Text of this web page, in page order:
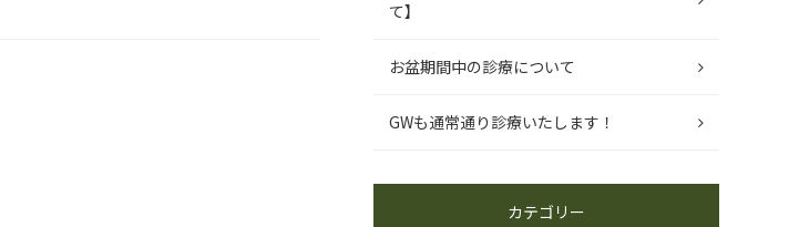
て】
お盆期間中の診療について
GWも通常通り診療いたします！
カテゴリー